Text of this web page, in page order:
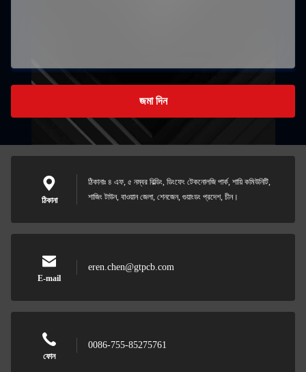
জমা দিন
ঠিকানা
ঠিকানাঃ ৪ এফ, ৫ নম্বর বিল্ডিং, ডিংফেং টেকনোলজি পার্ক, শায়ি কমিউনিটি,
শাজিং টাউন, বাওয়ান জেলা, শেনজেন, গুয়াংডং প্রদেশ, চীন।
E-mail
eren.chen@gtpcb.com
ফোন
0086-755-85275761